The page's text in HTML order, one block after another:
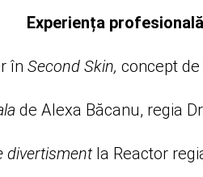
Experiența
în Second Skin, concept de
de Alexa Băcanu, regia
divertismentla Reactor